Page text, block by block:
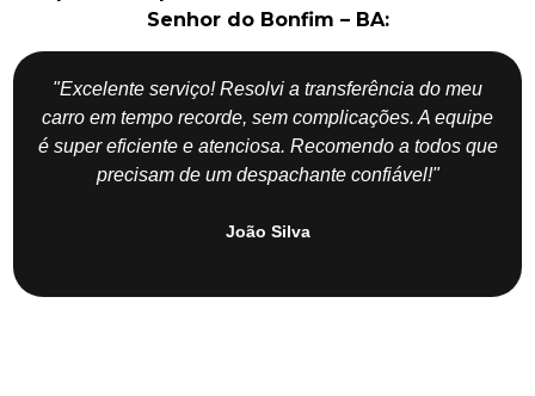
Senhor do Bonfim – BA:
"Excelente serviço! Resolvi a transferência do meu
carro em tempo recorde, sem complicações. A equipe
é super eficiente e atenciosa. Recomendo a todos que
precisam de um despachante confiável!"
João Silva